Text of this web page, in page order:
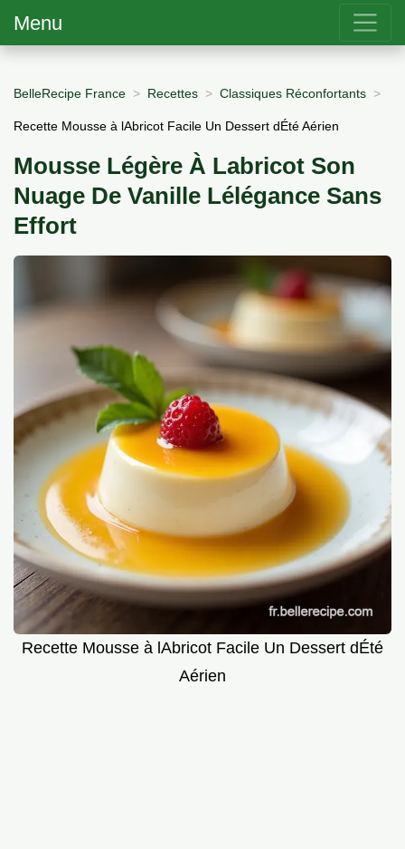
Menu
BelleRecipe France Recettes Classiques Réconfortants
Recette Mousse à lAbricot Facile Un Dessert dÉté Aérien
Mousse Légère À Labricot Son
Nuage De Vanille Lélégance Sans
Effort
Recette Mousse à lAbricot Facile Un Dessert dÉté
Aérien